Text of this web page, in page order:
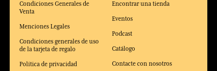
Condiciones Generales de
Venta
Menciones Legales
Condiciones generales de uso
de la tarjeta de regalo
Política de privacidad
Encontrar una tienda
Eventos
Podcast
Catálogo
Contacte con nosotros